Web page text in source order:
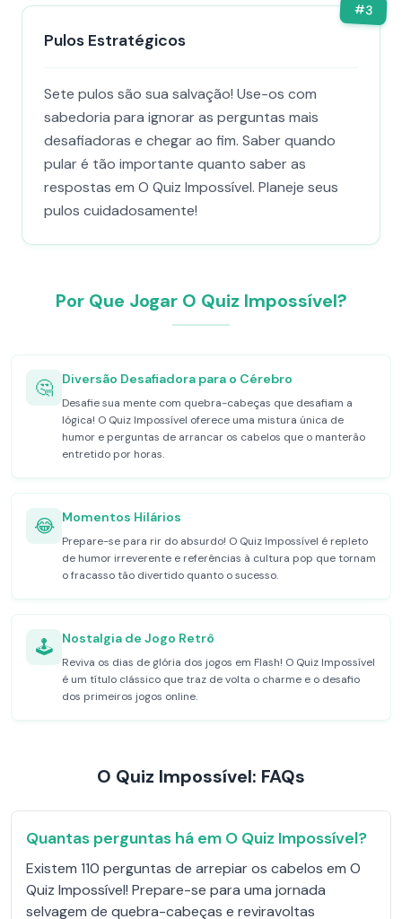
#3
Pulos Estratégicos
Sete pulos são sua salvação! Use-os com
sabedoria para ignorar as perguntas mais
desafiadoras e chegar ao fim. Saber quando
pular é tão importante quanto saber as
respostas em O Quiz Impossível. Planeje seus
pulos cuidadosamente!
Por Que Jogar O Quiz Impossível?
🤔 Diversão Desafiadora para o Cérebro
Desafie sua mente com quebra-cabeças que desafiam a
lógica! O Quiz Impossível oferece uma mistura única de
humor e perguntas de arrancar os cabelos que o manterão
entretido por horas.
😂 Momentos Hilários
Prepare-se para rir do absurdo! O Quiz Impossível é repleto
de humor irreverente e referências à cultura pop que tornam
o fracasso tão divertido quanto o sucesso.
🕹️ Nostalgia de Jogo Retrô
Reviva os dias de glória dos jogos em Flash! O Quiz Impossível
é um título clássico que traz de volta o charme e o desafio
dos primeiros jogos online.
O Quiz Impossível: FAQs
Quantas perguntas há em O Quiz Impossível?
Existem 110 perguntas de arrepiar os cabelos em O
Quiz Impossível! Prepare-se para uma jornada
selvagem de quebra-cabeças e reviravoltas